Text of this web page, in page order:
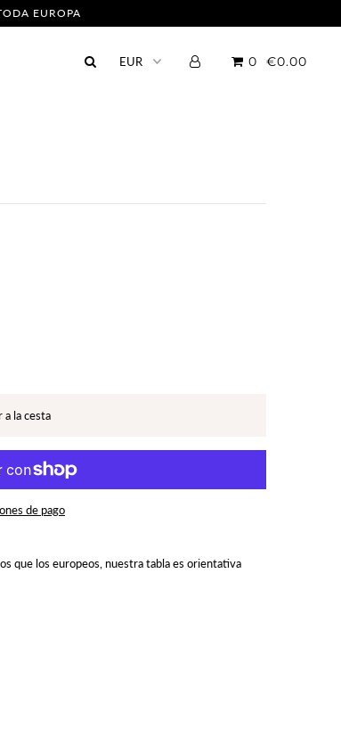
EUROPA
0 €0.00
de pago
que los europeos, nuestra tabla es orientativa